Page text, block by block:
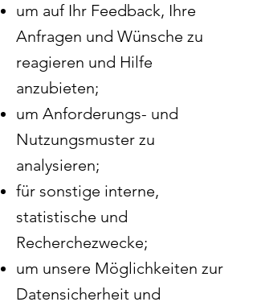
um auf Ihr Feedback, Ihre
Anfragen und Wünsche zu
reagieren und Hilfe
anzubieten;
um Anforderungs- und
Nutzungsmuster zu
analysieren;
für sonstige interne,
statistische und
Recherchezwecke;
um unsere Möglichkeiten zur
Datensicherheit und